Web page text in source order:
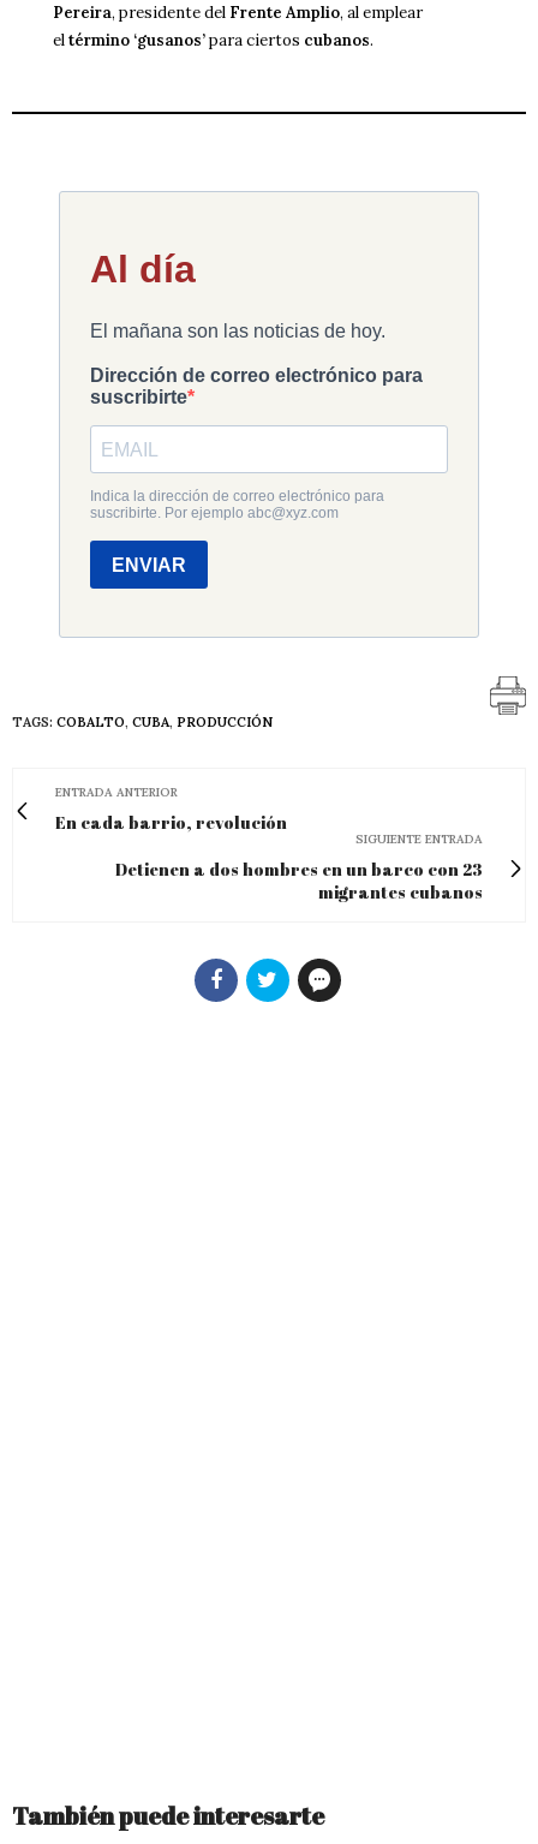
Pereira, presidente del Frente Amplio, al emplear
eltérmino ‘gusanos’para ciertos cubanos.
TAGS: COBALTO, CUBA, PRODUCCIÓN
ENTRADA ANTERIOR
En cada barrio, revolución
SIGUIENTE ENTRADA
Detienen a dos hombres en un barco con 23
migrantes cubanos
También puede interesarte